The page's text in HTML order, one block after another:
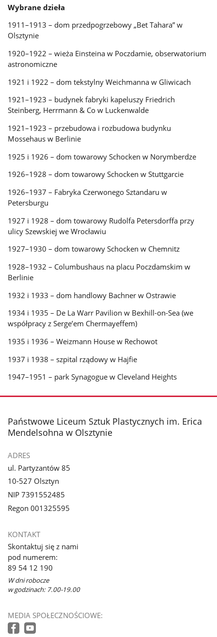
Wybrane dzieła
1911–1913 – dom przedpogrzebowy „Bet Tahara” w
Olsztynie
1920–1922 – wieża Einsteina w Poczdamie, obserwatorium
astronomiczne
1921 i 1922 – dom tekstylny Weichmanna w Gliwicach
1921–1923 – budynek fabryki kapeluszy Friedrich
Steinberg, Herrmann & Co w Luckenwalde
1921–1923 – przebudowa i rozbudowa budynku
Mossehaus w Berlinie
1925 i 1926 – dom towarowy Schocken w Norymberdze
1926–1928 – dom towarowy Schocken w Stuttgarcie
1926–1937 – Fabryka Czerwonego Sztandaru w
Petersburgu
1927 i 1928 – dom towarowy Rudolfa Petersdorffa przy
ulicy Szewskiej we Wrocławiu
1927–1930 – dom towarowy Schocken w Chemnitz
1928–1932 – Columbushaus na placu Poczdamskim w
Berlinie
1932 i 1933 – dom handlowy Bachner w Ostrawie
1934 i 1935 – De La Warr Pavilion w Bexhill-on-Sea (we
współpracy z Serge’em Chermayeffem)
1935 i 1936 – Weizmann House w Rechowot
1937 i 1938 – szpital rządowy w Hajfie
1947–1951 – park Synagogue w Cleveland Heights
stopka
Państwowe Liceum Sztuk Plastycznych im. Erica
Mendelsohna w Olsztynie
ADRES
ul. Partyzantów 85
10-527 Olsztyn
NIP 7391552485
Regon 001325595
KONTAKT
Skontaktuj się z nami
pod numerem:
89 54 12 190
W dni robocze
w godzinach: 7.00-19.00
MEDIA SPOŁECZNOŚCIOWE: